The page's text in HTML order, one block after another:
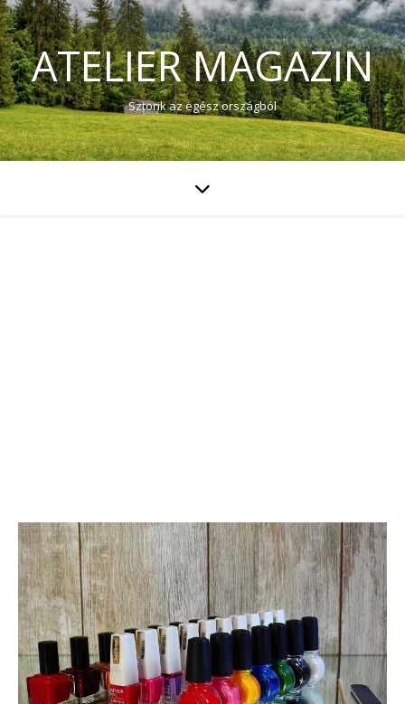
ATELIER MAGAZIN
Sztorik az egész országból